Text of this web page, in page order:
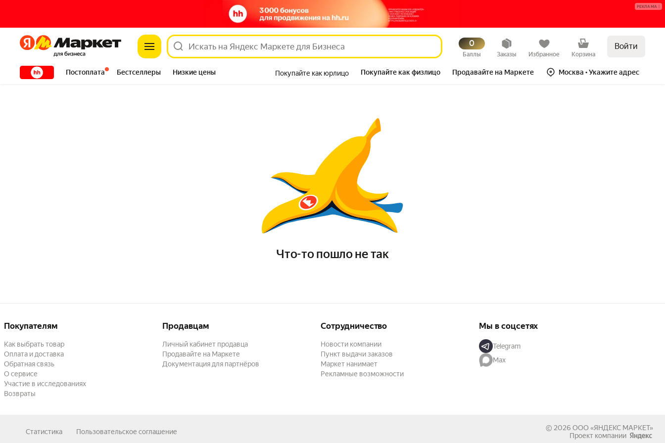
ЯндексЯндекс
0
Баллы Заказы Избранное Корзина
Войти
XXXXX Постоплата Бестселлеры Низкие цены Покупайте как юрлицо Покупайте как физлицо Продавайте на Маркете Москва • Укажите адрес
РЕКЛАМА
Что-то пошло не так
Покупателям
Как выбрать товар
Оплата и доставка
Обратная связь
О сервисе
Участие в исследованиях
Возвраты
Продавцам
Личный кабинет продавца
Продавайте на Маркете
Документация для партнёров
Сотрудничество
Новости компании
Пункт выдачи заказов
Маркет нанимает
Рекламные возможности
Мы в соцсетях
Telegram
Max
Статистика Пользовательское соглашение © 2026 ООО «ЯНДЕКС МАРКЕТ»
Проект компании